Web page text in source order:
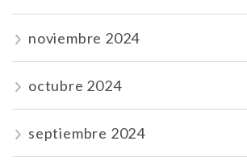
noviembre 2024
octubre 2024
septiembre 2024